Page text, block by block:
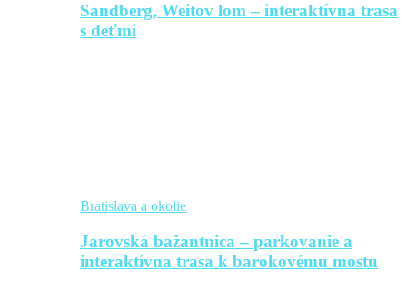
Sandberg, Weitov lom – interaktívna trasa
s deťmi
Bratislava a okolie
Jarovská bažantnica – parkovanie a
interaktívna trasa k barokovému mostu